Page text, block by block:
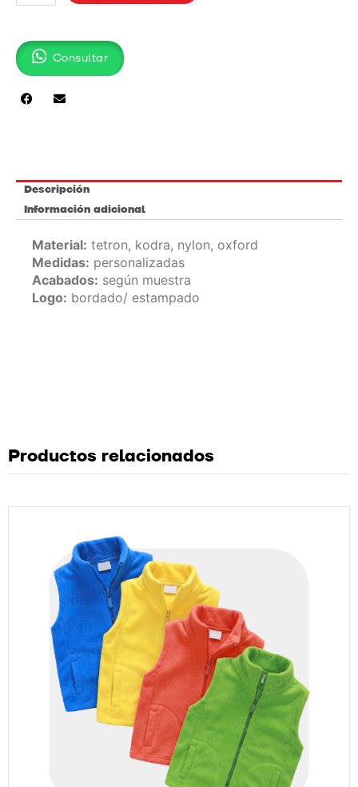
cantidad
Consultar
Descripción
Información adicional
Material: tetron, kodra, nylon, oxford
Medidas: personalizadas
Acabados: según muestra
Logo: bordado/ estampado
Productos relacionados